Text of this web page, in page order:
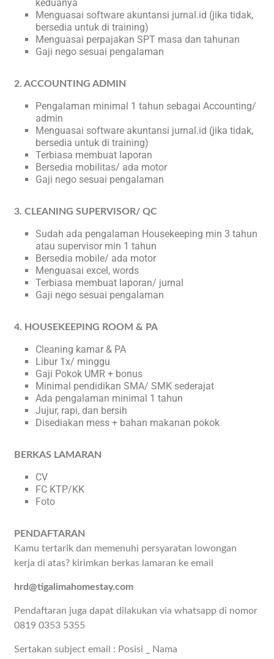
keduanya
Menguasai software akuntansi jurnal.id (jika tidak,
bersedia untuk di training)
Menguasai perpajakan SPT masa dan tahunan
Gaji nego sesuai pengalaman
2. ACCOUNTING ADMIN
Pengalaman minimal 1 tahun sebagai Accounting/
admin
Menguasai software akuntansi jurnal.id (jika tidak,
bersedia untuk di training)
Terbiasa membuat laporan
Bersedia mobilitas/ ada motor
Gaji nego sesuai pengalaman
3. CLEANING SUPERVISOR/ QC
Sudah ada pengalaman Housekeeping min 3 tahun
atau supervisor min 1 tahun
Bersedia mobile/ ada motor
Menguasai excel, words
Terbiasa membuat laporan/ jurnal
Gaji nego sesuai pengalaman
4. HOUSEKEEPING ROOM & PA
Cleaning kamar & PA
Libur 1x/ minggu
Gaji Pokok UMR + bonus
Minimal pendidikan SMA/ SMK sederajat
Ada pengalaman minimal 1 tahun
Jujur, rapi, dan bersih
Disediakan mess + bahan makanan pokok
BERKAS LAMARAN
CV
FC KTP/KK
Foto
PENDAFTARAN
Kamu tertarik dan memenuhi persyaratan lowongan
kerja di atas? kirimkan berkas lamaran ke email
hrd@tigalimahomestay.com
Pendaftaran juga dapat dilakukan via whatsapp di nomor
0819 0353 5355
Sertakan subject email : Posisi _ Nama